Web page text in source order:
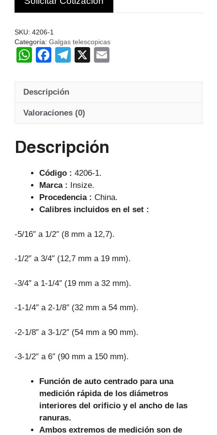
SKU: 4206-1
Categoría: Galgas telescopicas
W
at
A
p
F
c
b
o
T
e
a
X
ail
Descripción
Valoraciones (0)
Descripción
Código : 4206-1.
Marca : Insize.
Procedencia : China.
Calibres incluidos en el set :
-5/16″ a 1/2″ (8 mm a 12,7).
-1/2″ a 3/4″ (12,7 mm a 19 mm).
-3/4″ a 1-1/4″ (19 mm a 32 mm).
-1-1/4″ a 2-1/8″ (32 mm a 54 mm).
-2-1/8″ a 3-1/2″ (54 mm a 90 mm).
-3-1/2″ a 6″ (90 mm a 150 mm).
Función de auto centrado para una
medición rápida de los diámetros
interiores del orificio y el ancho de las
ranuras.
Ambos extremos de medición son de